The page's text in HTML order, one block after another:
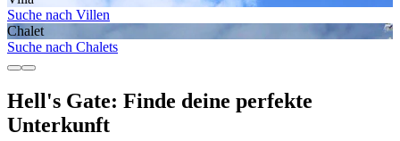
Suche nach Villen
Chalet
Suche nach Chalets
Hell's Gate: Finde deine perfekte
Unterkunft